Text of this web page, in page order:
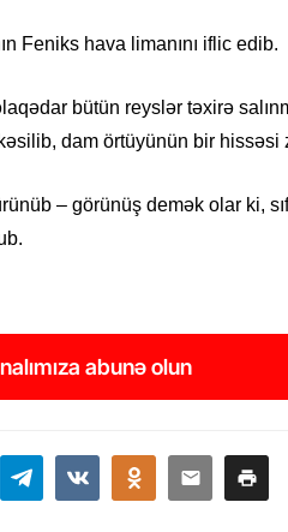
Feniks hava limanını iflic edib.
bütün reyslər təxirə
dam örtüyünün bir hissəsi
– görünüş demək olar ki,
abunə olun